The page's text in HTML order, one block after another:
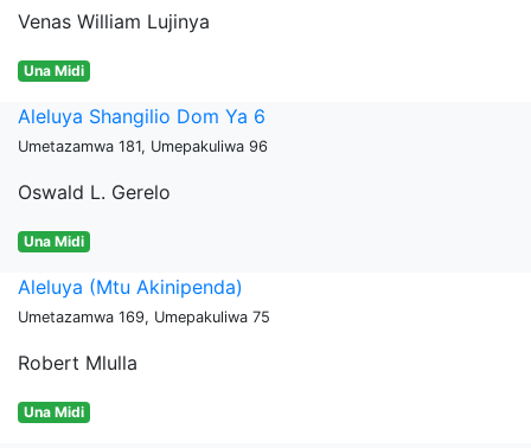
Venas William Lujinya
Una Midi
Aleluya Shangilio Dom Ya 6
Umetazamwa 181, Umepakuliwa 96
Oswald L. Gerelo
Una Midi
Aleluya (Mtu Akinipenda)
Umetazamwa 169, Umepakuliwa 75
Robert Mlulla
Una Midi